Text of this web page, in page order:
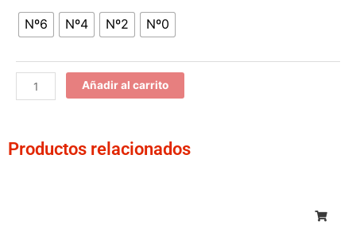
Nº6 Nº4 Nº2 Nº0
cantidad
Añadir al carrito
Productos relacionados